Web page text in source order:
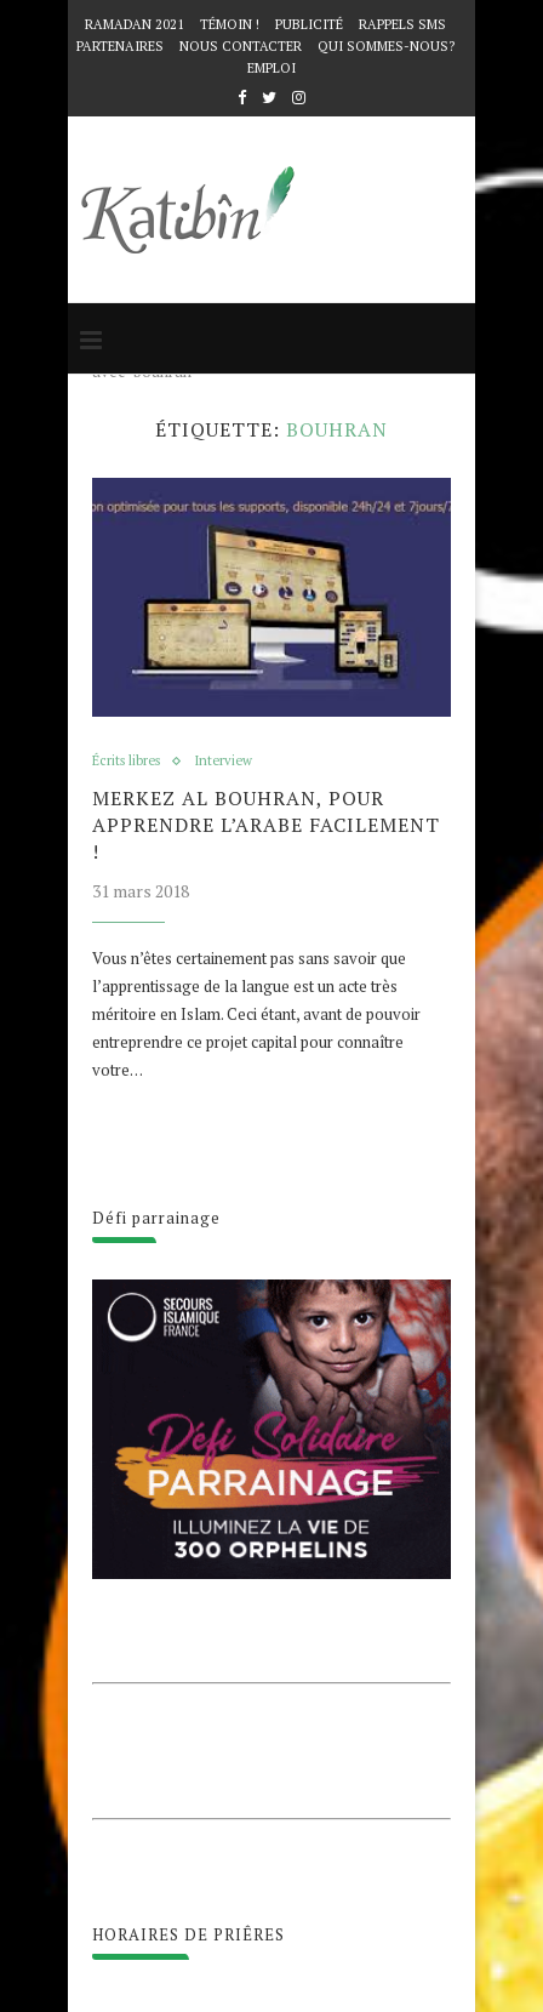
RAMADAN 2021 TÉMOIN ! PUBLICITÉ
RAPPELS SMS
PARTENAIRES
NOUS CONTACTER
QUI SOMMES-NOUS?
EMPLOI
Accueil
avec "bouhran"
ÉTIQUETTE: BOUHRAN
Écrits libres Interview
MERKEZ AL BOUHRAN, POUR
APPRENDRE L’ARABE FACILEMENT
!
31 mars 2018
Vous n’êtes certainement pas sans savoir que
l’apprentissage de la langue est un acte très
méritoire en Islam. Ceci étant, avant de pouvoir
entreprendre ce projet capital pour connaître
votre…
Défi parrainage
HORAIRES DE PRIÊRES